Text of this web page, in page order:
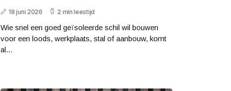
18 juni 2026 2 min leestijd
Wie snel een goed geïsoleerde schil wil bouwen
voor een loods, werkplaats, stal of aanbouw, komt
al...